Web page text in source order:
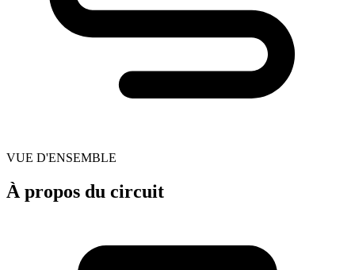
VUE D'ENSEMBLE
À propos du circuit